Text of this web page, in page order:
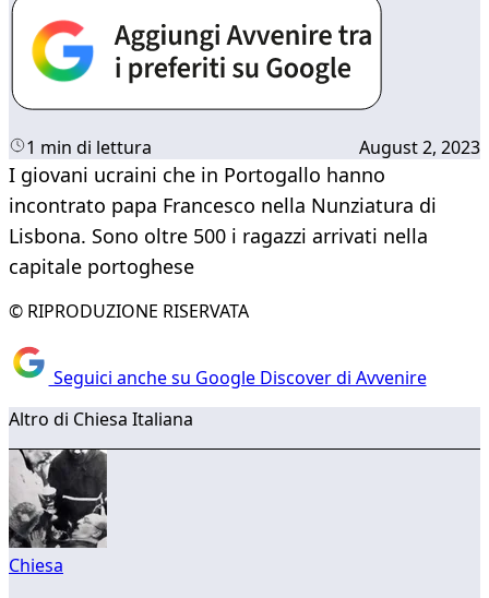
1 min di lettura August 2, 2023
I giovani ucraini che in Portogallo hanno
incontrato papa Francesco nella Nunziatura di
Lisbona. Sono oltre 500 i ragazzi arrivati nella
capitale portoghese
© RIPRODUZIONE RISERVATA
Seguici anche su Google Discover di Avvenire
Altro di Chiesa Italiana
Chiesa